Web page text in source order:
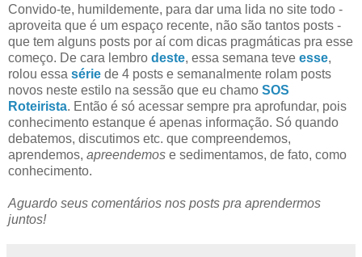
Convido-te, humildemente, para dar uma lida no site todo -
aproveita que é um espaço recente, não são tantos posts -
que tem alguns posts por aí com dicas pragmáticas pra esse
começo. De cara lembro deste, essa semana teve esse,
rolou essa série de 4 posts e semanalmente rolam posts
novos neste estilo na sessão que eu chamo SOS
Roteirista. Então é só acessar sempre pra aprofundar, pois
conhecimento estanque é apenas informação. Só quando
debatemos, discutimos etc. que compreendemos,
aprendemos, apreendemos e sedimentamos, de fato, como
conhecimento.
Aguardo seus comentários nos posts pra aprendermos
juntos!